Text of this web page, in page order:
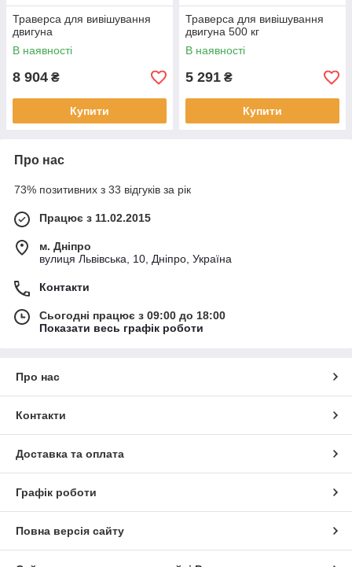
Траверса для вивішування
двигуна
В наявності
8 904 ₴
Купити
Траверса для вивішування
двигуна 500 кг
В наявності
5 291 ₴
Купити
Про нас
73% позитивних з 33 відгуків за рік
Працює з 11.02.2015
м. Дніпро
вулиця Львівська, 10, Дніпро, Україна
Контакти
Сьогодні працює з 09:00 до 18:00
Показати весь графік роботи
Про нас
Контакти
Доставка та оплата
Графік роботи
Повна версія сайту